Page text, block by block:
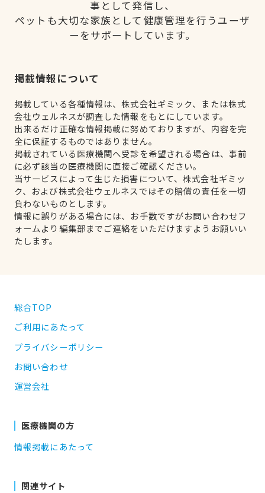
事として発信し、
ペットも大切な家族として健康管理を行うユーザ
ーをサポートしています。
掲載情報について
掲載している各種情報は、株式会社ギミック、または株式
会社ウェルネスが調査した情報をもとにしています。
出来るだけ正確な情報掲載に努めておりますが、内容を完
全に保証するものではありません。
掲載されている医療機関へ受診を希望される場合は、事前
に必ず該当の医療機関に直接ご確認ください。
当サービスによって生じた損害について、株式会社ギミッ
ク、および株式会社ウェルネスではその賠償の責任を一切
負わないものとします。
情報に誤りがある場合には、お手数ですがお問い合わせフ
ォームより編集部までご連絡をいただけますようお願いい
たします。
総合TOP
ご利用にあたって
プライバシーポリシー
お問い合わせ
運営会社
医療機関の方
情報掲載にあたって
関連サイト